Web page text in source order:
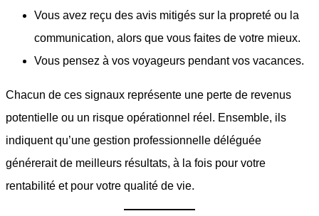
Vous avez reçu des avis mitigés sur la propreté ou la
communication, alors que vous faites de votre mieux.
Vous pensez à vos voyageurs pendant vos vacances.
Chacun de ces signaux représente une perte de revenus
potentielle ou un risque opérationnel réel. Ensemble, ils
indiquent qu’une gestion professionnelle déléguée
générerait de meilleurs résultats, à la fois pour votre
rentabilité et pour votre qualité de vie.